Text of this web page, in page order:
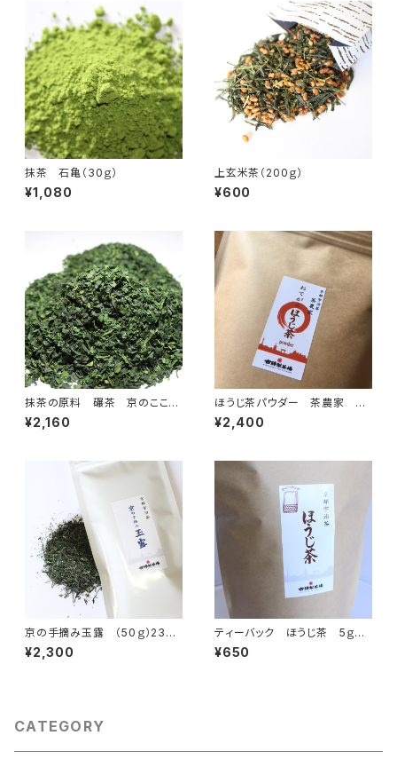
抹茶 石亀（30ｇ）
¥1,080
上玄米茶（200ｇ）
¥600
抹茶の原料 碾茶 京のここ
ろ （50ｇ）
¥2,160
ほうじ茶パウダー 茶農家 お
てがるほうじ茶パウダー400ｇ
(400g×1)2400円
¥2,400
京の手摘み玉露 （50ｇ）2300
円
¥2,300
ティーバック ほうじ茶 5ｇ×5
5パック
¥650
CATEGORY